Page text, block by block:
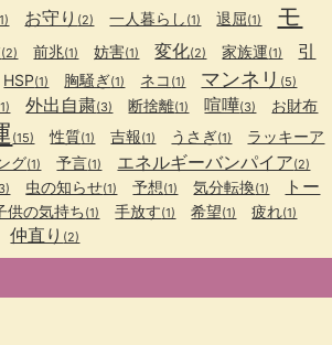
お守り (2) 一人暮らし (1) 退屈(1)
モ
(2) 前兆(1) 妨害(1) 変化(2) 家族運(1)
引
HSP(1) 胸騒ぎ(1) ネコ (1) マンネリ (5)
外出自粛(3) 断捨離(1) 喧嘩(3) お財布
(15) 性質(1) 吉報(1) うさぎ(1)
ラッキーア
グ(1) 予言(1) エネルギーバンパイア(2)
虫の知らせ(1) 予想(1) 気分転換(1)
トー
供の気持ち(1) 手放す(1) 希望(1) 疲れ(1)
仲直り (2)